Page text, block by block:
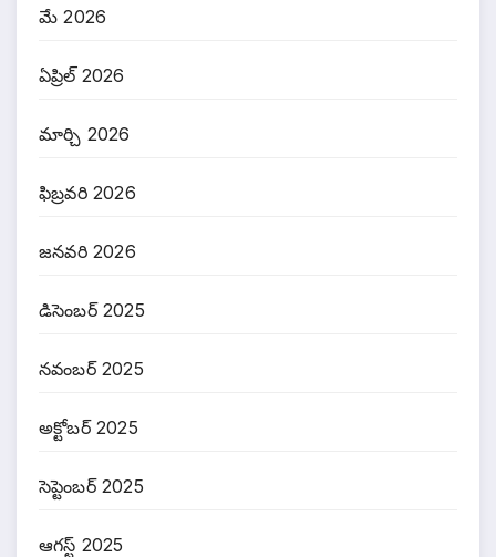
మే 2026
ఏప్రిల్ 2026
మార్చి 2026
ఫిబ్రవరి 2026
జనవరి 2026
డిసెంబర్ 2025
నవంబర్ 2025
అక్టోబర్ 2025
సెప్టెంబర్ 2025
ఆగస్ట్ 2025